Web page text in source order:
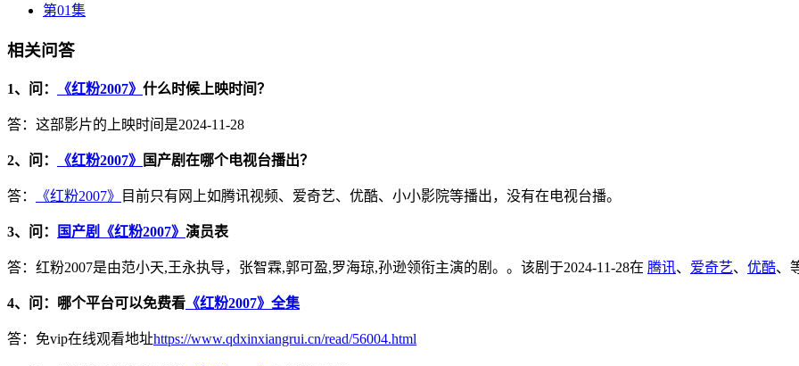
第01集
相关问答
1、问： 《红粉2007》 什么时候上映时间？
答：这部影片的上映时间是2024-11-28
2、问： 《红粉2007》 国产剧在哪个电视台播出？
答： 《红粉2007》 目前只有网上如腾讯视频、爱奇艺、优酷、小小影院等播出，没有在电视台播。
3、问： 国产剧《红粉2007》 演员表
答：红粉2007是由范小天,王永执导，张智霖,郭可盈,罗海琼,孙逊领衔主演的剧。。该剧于2024-11-28在 腾讯、 爱奇艺、 优酷、
4、问：哪个平台可以免费看 《红粉2007》全集
答：免vip在线观看地址https://www.qdxinxiangrui.cn/read/56004.html